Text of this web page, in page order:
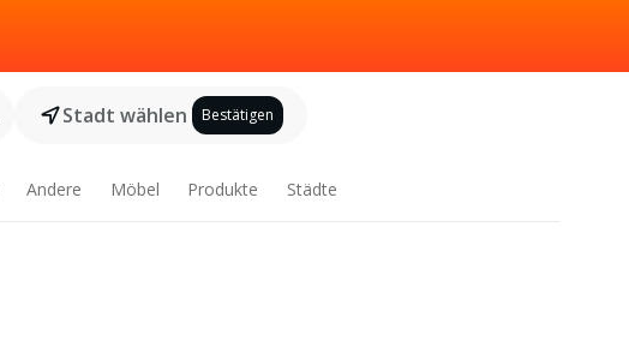
Stadt wählen Bestätigen
Andere Möbel Produkte Städte